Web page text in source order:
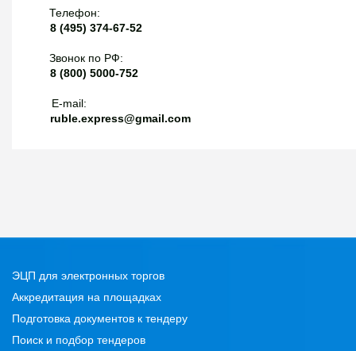
Телефон:
8 (495) 374-67-52
Звонок по РФ:
8 (800) 5000-752
E-mail:
ruble.express@gmail.com
ЭЦП для электронных торгов
Аккредитация на площадках
Подготовка документов к тендеру
Поиск и подбор тендеров